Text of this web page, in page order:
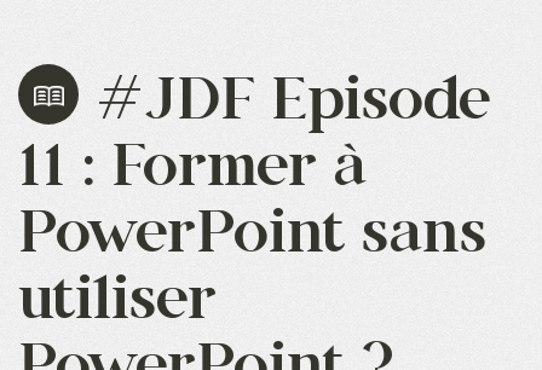
#JDF Episode
11 : Former à
PowerPoint sans
utiliser